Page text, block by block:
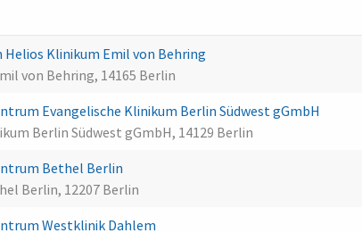
Klinikum Emil von Behring
von Behring, 14165 Berlin
Evangelische Klinikum Berlin Südwest gGmbH
Berlin Südwest gGmbH, 14129 Berlin
Bethel Berlin
Berlin, 12207 Berlin
Westklinik Dahlem